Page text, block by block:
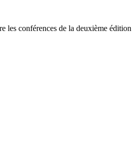
les conférences de la deuxième édition